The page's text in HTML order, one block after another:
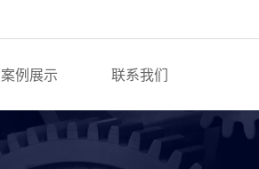
案例展示 联系我们